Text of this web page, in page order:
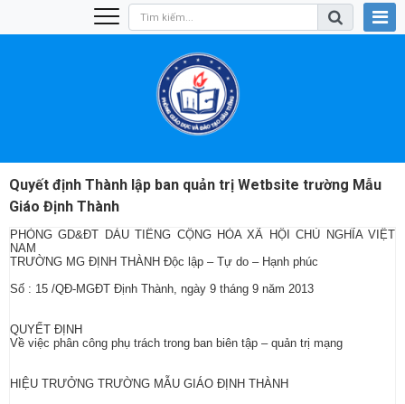
Quyết định Thành lập ban quản trị Wetbsite trường Mẫu
Giáo Định Thành
PHÒNG GD&ĐT DÀU TIẾNG CỘNG HÒA XÃ HỘI CHỦ NGHĨA VIỆT
NAM
TRƯỜNG MG ĐỊNH THÀNH Độc lập – Tự do – Hạnh phúc
Số : 15 /QĐ-MGĐT Định Thành, ngày 9 tháng 9 năm 2013
QUYẾT ĐỊNH
Về việc phân công phụ trách trong ban biên tập – quản trị mạng
HIỆU TRƯỞNG TRƯỜNG MẪU GIÁO ĐỊNH THÀNH